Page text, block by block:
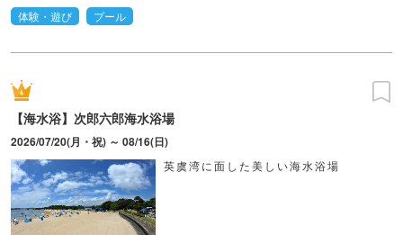
体験・遊び
プール
【海水浴】次郎六郎海水浴場
2026/07/20(月・祝) ～ 08/16(日)
英虞湾に面した美しい海水浴場